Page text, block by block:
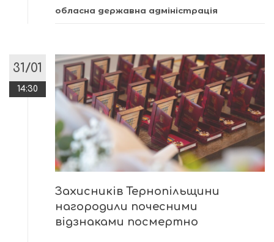
обласна державна адміністрація
31/01
14:30
Захисників Тернопільщини
нагородили почесними
відзнаками посмертно